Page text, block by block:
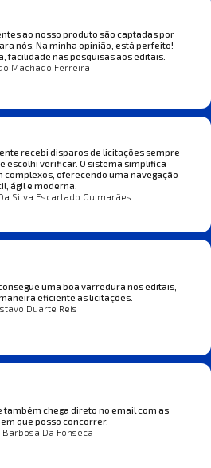
ao nosso produto são captadas por
nós. Na minha opinião, está perfeito!
facilidade nas pesquisas aos editais.
Machado Ferreira
recebi disparos de licitações sempre
escolhi verificar. O sistema simplifica
complexos, oferecendo uma navegação
ágil e moderna.
Silva Escarlado Guimarães
uma boa varredura nos editais,
eficiente as licitações.
Duarte Reis
também chega direto no email com as
que posso concorrer.
Barbosa Da Fonseca